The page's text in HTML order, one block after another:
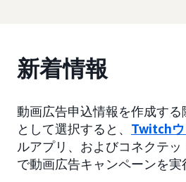
新着情報
動画広告申込情報を作成す
として選択すると、 Twitchウ
ルアプリ、およびコネクテ
で動画広告キャンペーンを実